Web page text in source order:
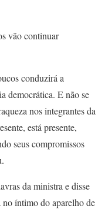
vão continuar
conduzirá a
democrática. E não se
nos integrantes da
está presente,
seus compromissos
da ministra e disse
íntimo do aparelho de